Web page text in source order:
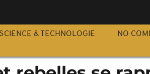
SCIENCE & TECHNOLOGIE NO